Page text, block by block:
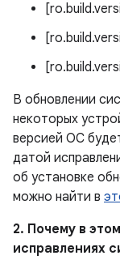
В обновлении
некоторых
версией ОС
датой
об установке
можно найти в
2. Почему в
исправлениях